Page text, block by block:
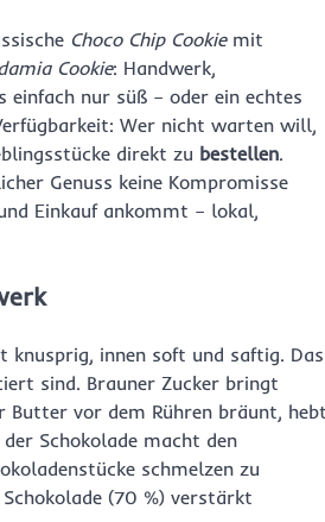
Choco Chip Cookiemit
Cookie: Handwerk,
einfach nur süß – oder ein echtes
Wer nicht warten will,
direkt zu bestellen.
Genuss keine Kompromisse
Einkauf ankommt – lokal,
knusprig, innen soft und saftig. Das
sind. Brauner Zucker bringt
Butter vor dem Rühren bräunt, hebt
Schokolade macht den
schmelzen zu
(70 %) verstärkt